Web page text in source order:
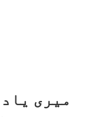
میری